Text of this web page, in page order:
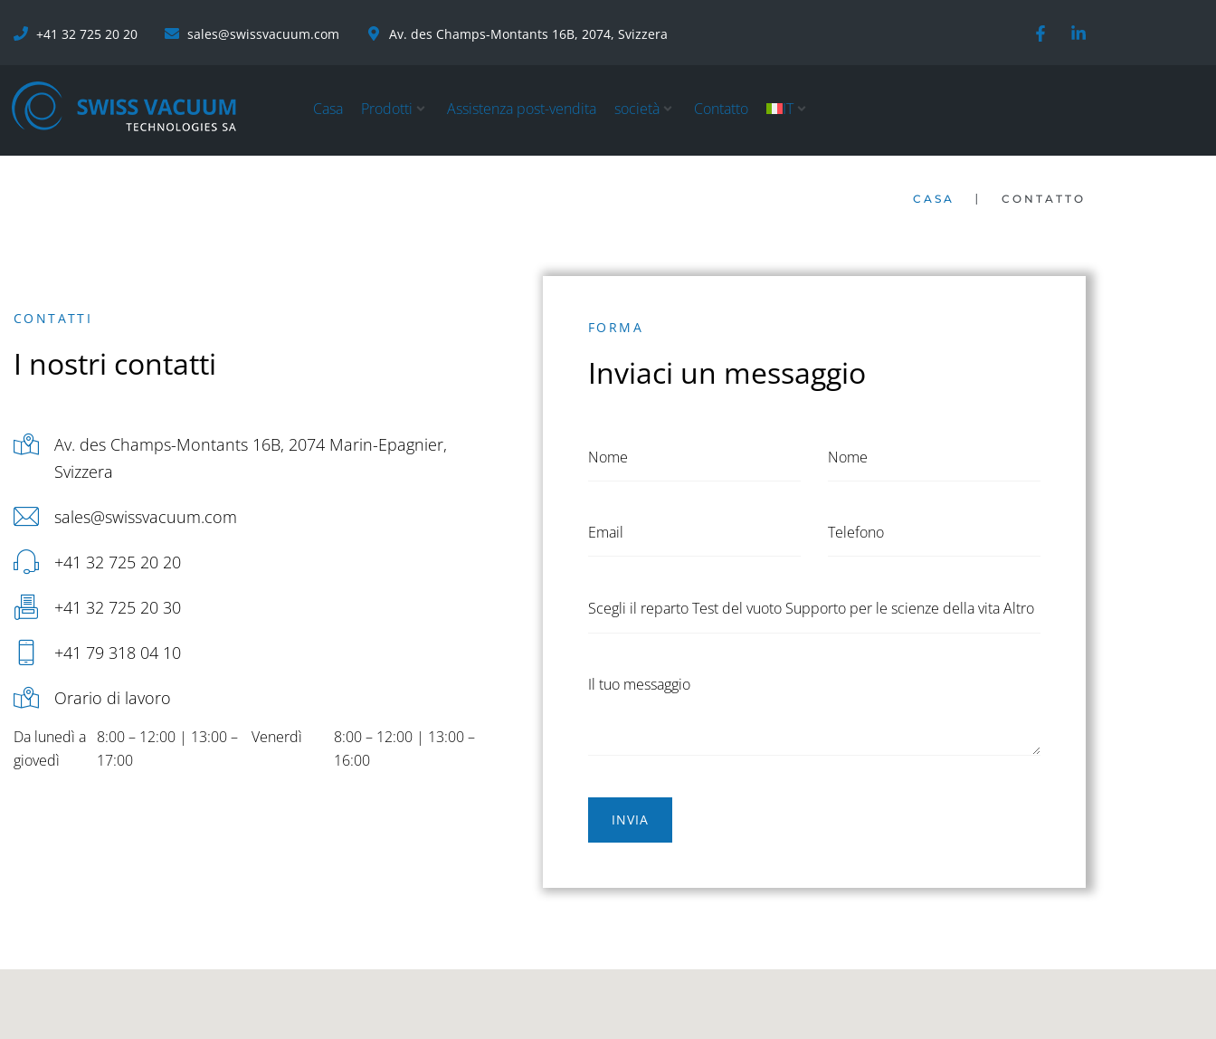
+41 32 725 20 20 sales@swissvacuum.com Av. des Champs-Montants 16B, 2074, Svizzera
Casa Prodotti Assistenza post-vendita società Contatto IT
CASA | CONTATTO
CONTATTI
I nostri contatti
Av. des Champs-Montants 16B, 2074 Marin-Epagnier,
Svizzera
sales@swissvacuum.com
+41 32 725 20 20
+41 32 725 20 30
+41 79 318 04 10
Orario di lavoro
Da lunedì a
giovedì
8:00 – 12:00 | 13:00 –
17:00
Venerdì
8:00 – 12:00 | 13:00 –
16:00
FORMA
Inviaci un messaggio